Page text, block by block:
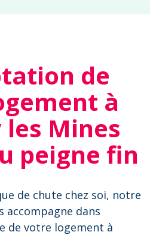
de
à
les Mines
peigne fin
de chute chez soi, notre
accompagne dans
de votre logement à